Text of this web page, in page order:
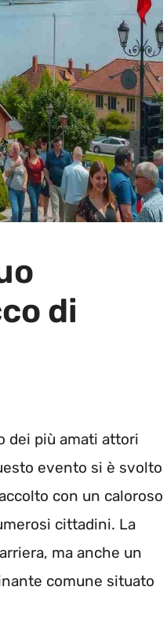
di
dei più amati attori
evento si è svolto
con un caloroso
cittadini. La
ma anche un
comune situato